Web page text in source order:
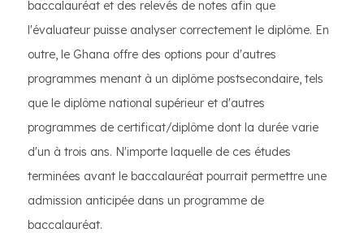
baccalauréat et des relevés de notes afin que
l'évaluateur puisse analyser correctement le diplôme. En
outre, le Ghana offre des options pour d'autres
programmes menant à un diplôme postsecondaire, tels
que le diplôme national supérieur et d'autres
programmes de certificat/diplôme dont la durée varie
d'un à trois ans. N'importe laquelle de ces études
terminées avant le baccalauréat pourrait permettre une
admission anticipée dans un programme de
baccalauréat.